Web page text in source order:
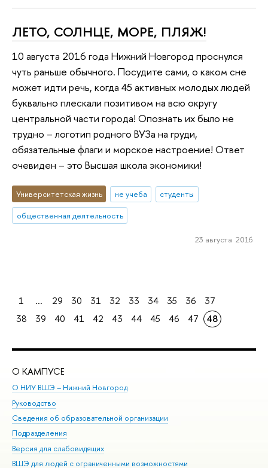
ЛЕТО, СОЛНЦЕ, МОРЕ, ПЛЯЖ!
10 августа 2016 года Нижний Новгород проснулся
чуть раньше обычного. Посудите сами, о каком сне
может идти речь, когда 45 активных молодых людей
буквально плескали позитивом на всю округу
центральной части города! Опознать их было не
трудно – логотип родного ВУЗа на груди,
обязательные флаги и морское настроение! Ответ
очевиден – это Высшая школа экономики!
Университетская жизнь не учеба
студенты
общественная деятельность
23 августа 2016
1 ... 29 30 31 32 33 34 35 36
37
38
39 40 41 42 43 44 45 46 47 48
О КАМПУСЕ
О НИУ ВШЭ – Нижний Новгород
Руководство
Сведения об образовательной организации
Подразделения
Версия для слабовидящих
ВШЭ для людей с ограниченными возможностями